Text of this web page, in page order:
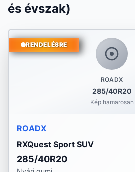
és évszak)
ROADX
285/40R20
Kép hamarosan
RENDELÉSRE
ROADX
RXQuest Sport SUV
285/40R20